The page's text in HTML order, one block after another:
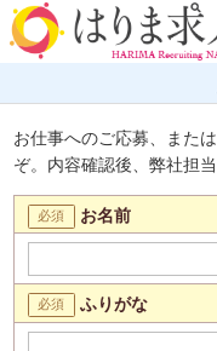
お仕事へのご応募、また
ぞ。内容確認後、弊社担
お名前
ふりがな